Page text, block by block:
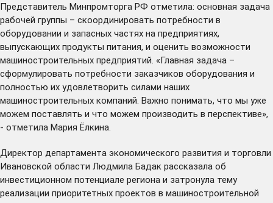
Представитель Минпромторга РФ отметила: основная задача
рабочей группы – скоординировать потребности в
оборудовании и запасных частях на предприятиях,
выпускающих продукты питания, и оценить возможности
машиностроительных предприятий. «Главная задача –
сформулировать потребности заказчиков оборудования и
полностью их удовлетворить силами наших
машиностроительных компаний. Важно понимать, что мы уже
можем поставлять и что можем производить в перспективе»,
- отметила Мария Ёлкина.
Директор департамента экономического развития и торговли
Ивановской области Людмила Бадак рассказала об
инвестиционном потенциале региона и затронула тему
реализации приоритетных проектов в машиностроительной